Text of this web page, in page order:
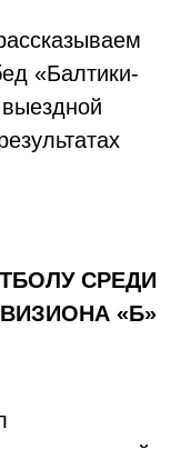
«Балтики-
СРЕДИ
«Б»